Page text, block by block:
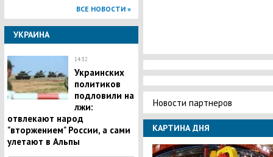
ВСЕ НОВОСТИ »
УКРАИНА
14:32
Украинских
политиков
подловили на
лжи:
отвлекают народ
"вторжением" России, а сами
улетают в Альпы
Новости партнеров
КАРТИНА ДНЯ